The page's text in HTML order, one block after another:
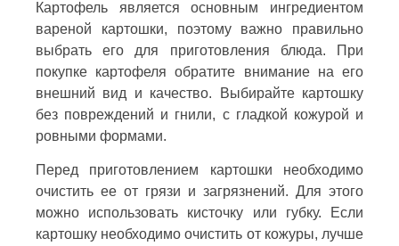
Картофель является основным ингредиентом
вареной картошки, поэтому важно правильно
выбрать его для приготовления блюда. При
покупке картофеля обратите внимание на его
внешний вид и качество. Выбирайте картошку
без повреждений и гнили, с гладкой кожурой и
ровными формами.
Перед приготовлением картошки необходимо
очистить ее от грязи и загрязнений. Для этого
можно использовать кисточку или губку. Если
картошку необходимо очистить от кожуры, лучше